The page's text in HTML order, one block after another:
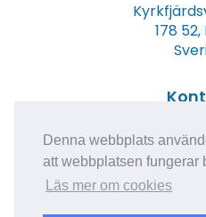
Denna webbplats
att webbplatsen fungerar
Läs mer om cookies
178
E-post: